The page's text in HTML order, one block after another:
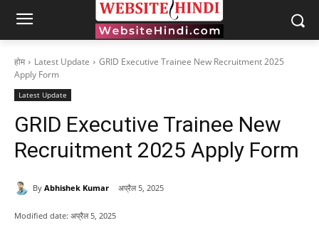
होम Latest Update
GRID Executive Trainee New Recruitment 2025
Apply Form
Latest Update
GRID Executive Trainee New
Recruitment 2025 Apply Form
By Abhishek Kumar अप्रैल 5, 2025
Modified date: अप्रैल 5, 2025